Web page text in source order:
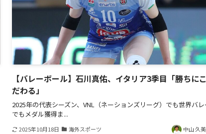
【バレーボール】石川真佑、イタリア3季目「勝ちに
だわる」
2025年の代表シーズン、VNL（ネーションズリーグ）でも世界バ
でもメダル獲得ま...
2025年10月18日 海外スポーツ 中山 久